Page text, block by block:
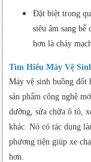
Đặt biệt trong
siêu âm sang bể
hơn là cháy
Tìm Hiểu Máy Vệ
Máy vệ sinh buồng đốt
sản phẩm công nghệ
dưỡng, sửa chữa ô tô,
khác. Nó có tác dụng
phương tiện giúp xe
hơn.